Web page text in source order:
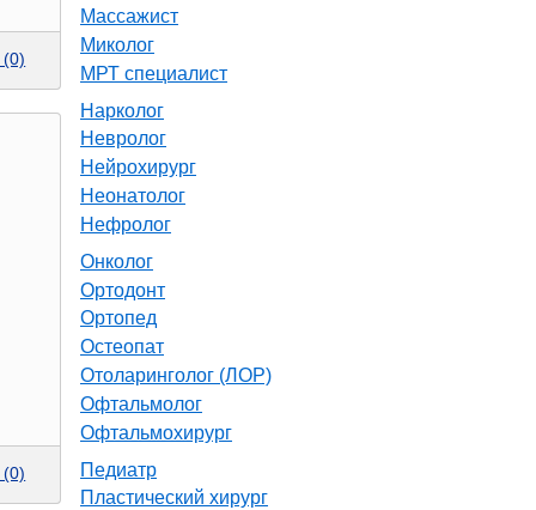
Массажист
Миколог
МРТ специалист
Нарколог
Невролог
Нейрохирург
Неонатолог
Нефролог
Онколог
Ортодонт
Ортопед
Остеопат
Отоларинголог (ЛОР)
Офтальмолог
Офтальмохирург
Педиатр
Пластический хирург